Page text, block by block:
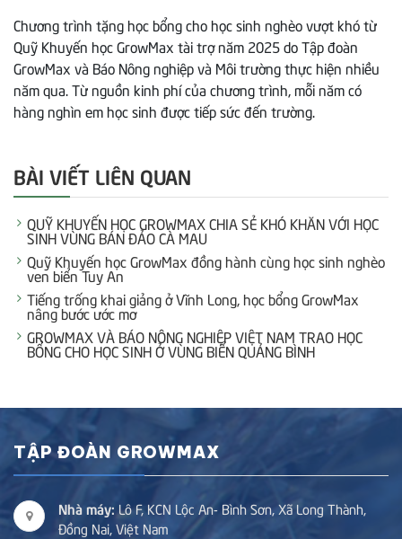
Chương trình tặng học bổng cho học sinh nghèo vượt khó từ
Quỹ Khuyến học GrowMax tài trợ năm 2025 do Tập đoàn
GrowMax và Báo Nông nghiệp và Môi trường thực hiện nhiều
năm qua. Từ nguồn kinh phí của chương trình, mỗi năm có
hàng nghìn em học sinh được tiếp sức đến trường.
BÀI VIẾT LIÊN QUAN
QUỸ KHUYẾN HỌC GROWMAX CHIA SẺ KHÓ KHĂN VỚI HỌC
SINH VÙNG BÁN ĐẢO CÀ MAU
Quỹ Khuyến học GrowMax đồng hành cùng học sinh nghèo
ven biển Tuy An
Tiếng trống khai giảng ở Vĩnh Long, học bổng GrowMax
nâng bước ước mơ
GROWMAX VÀ BÁO NÔNG NGHIỆP VIỆT NAM TRAO HỌC
BỔNG CHO HỌC SINH Ở VÙNG BIỂN QUẢNG BÌNH
TẬP ĐOÀN GROWMAX
Nhà máy: Lô F, KCN Lộc An- Bình Sơn, Xã Long Thành,
Đồng Nai, Việt Nam